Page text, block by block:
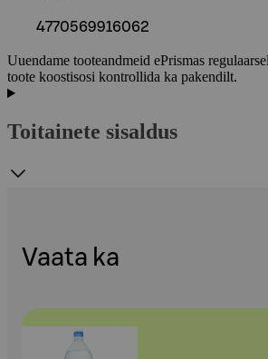
4770569916062
Uuendame tooteandmeid ePrismas
toote koostisosi kontrollida ka pakendilt.
Toitainete sisaldus
Vaata ka